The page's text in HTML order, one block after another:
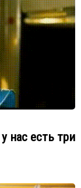
нас есть три